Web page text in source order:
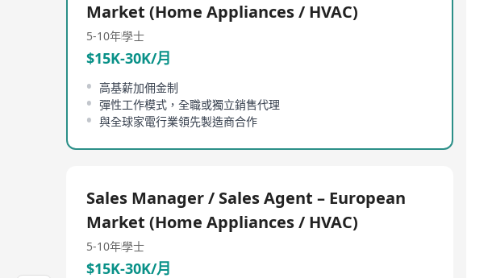
Market (Home Appliances / HVAC)
5-10年學士
$15K-30K/月
高基薪加佣金制
彈性工作模式，全職或獨立銷售代理
與全球家電行業領先製造商合作
Sales Manager / Sales Agent – European
Market (Home Appliances / HVAC)
5-10年學士
$15K-30K/月